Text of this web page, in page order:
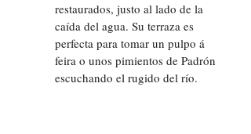
restaurados, justo al lado de la
caída del agua. Su terraza es
perfecta para tomar un pulpo á
feira o unos pimientos de Padrón
escuchando el rugido del río.